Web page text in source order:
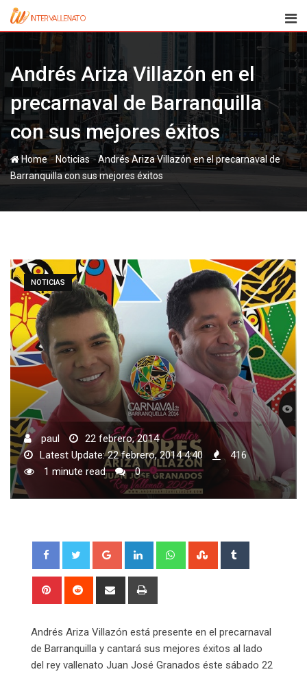
Skip
Andrés Ariza Villazón en el
precarnaval de Barranquilla
con sus mejores éxitos
Home-Noticias-Andrés Ariza Villazón en el precarnaval de
Barranquilla con sus mejores éxitos
NOTICIAS
paul
22 febrero, 2014
Latest Update: 22 febrero, 2014 4:40
416
1 minute read
0
Google+ LinkedIn WhatsappStumbleUpon
Pinterest Reddit
Share
Andrés Ariza Villazón está presente en el precarnaval
de Barranquilla y cantará sus mejores éxitos al lado
del rey vallenato Juan José Granados éste sábado 22